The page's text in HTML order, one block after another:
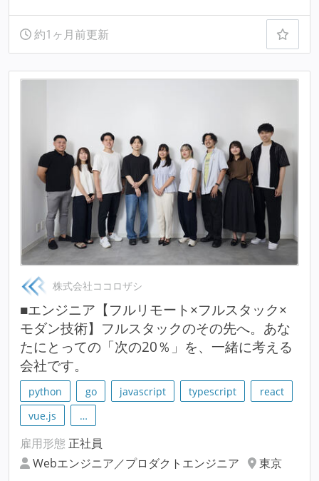
約1ヶ月前更新
株式会社ココロザシ
■エンジニア【フルリモート×フルスタック×
モダン技術】フルスタックのその先へ。あな
たにとっての「次の20％」を、一緒に考える
会社です。
python go javascript typescript
react
vue.js
…
雇用形態 正社員
Webエンジニア／プロダクトエンジニア
東京